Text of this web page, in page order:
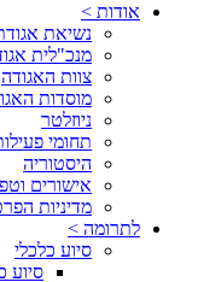
אודות >
נשיאת
מנכ"לית
צוות האגודה
מוסדות
ניוזלטר
תחומי
היסטוריה
אישורים
מדיניות
לתרומה >
סיוע כלכלי
סיוע